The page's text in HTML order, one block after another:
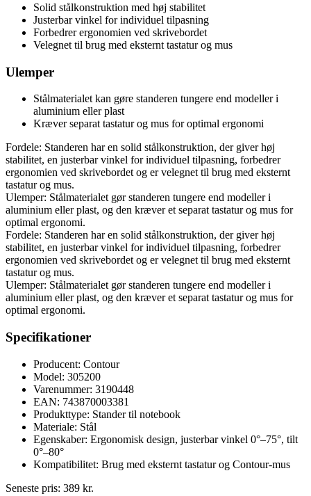
Solid stålkonstruktion med høj stabilitet
Justerbar vinkel for individuel tilpasning
Forbedrer ergonomien ved skrivebordet
Velegnet til brug med eksternt tastatur og mus
Ulemper
Stålmaterialet kan gøre standeren tungere end modeller i
aluminium eller plast
Kræver separat tastatur og mus for optimal ergonomi
Fordele: Standeren har en solid stålkonstruktion, der giver høj
stabilitet, en justerbar vinkel for individuel tilpasning, forbedrer
ergonomien ved skrivebordet og er velegnet til brug med eksternt
tastatur og mus.
Ulemper: Stålmaterialet gør standeren tungere end modeller i
aluminium eller plast, og den kræver et separat tastatur og mus for
optimal ergonomi.
Fordele: Standeren har en solid stålkonstruktion, der giver høj
stabilitet, en justerbar vinkel for individuel tilpasning, forbedrer
ergonomien ved skrivebordet og er velegnet til brug med eksternt
tastatur og mus.
Ulemper: Stålmaterialet gør standeren tungere end modeller i
aluminium eller plast, og den kræver et separat tastatur og mus for
optimal ergonomi.
Specifikationer
Producent: Contour
Model: 305200
Varenummer: 3190448
EAN: 743870003381
Produkttype: Stander til notebook
Materiale: Stål
Egenskaber: Ergonomisk design, justerbar vinkel 0°–75°, tilt
0°–80°
Kompatibilitet: Brug med eksternt tastatur og Contour-mus
Seneste pris: 389 kr.